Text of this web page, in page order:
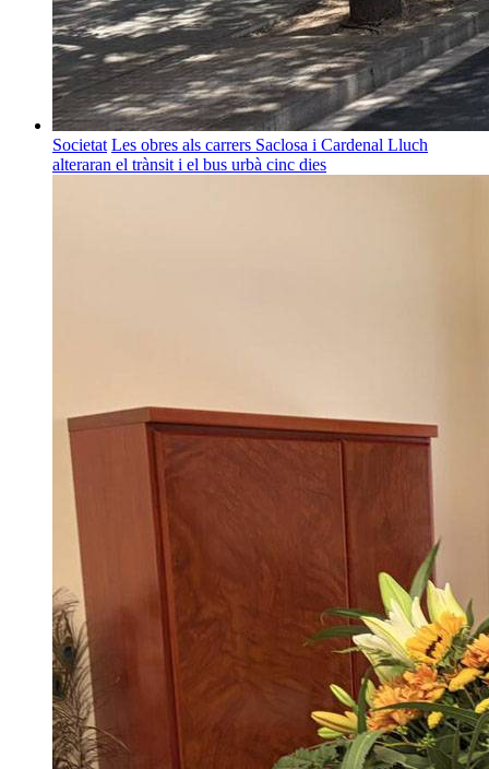
Societat Les obres als carrers Saclosa i Cardenal Lluch
alteraran el trànsit i el bus urbà cinc dies